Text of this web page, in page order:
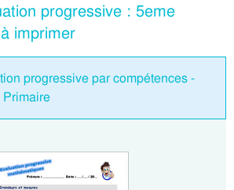
progressive : 5eme
imprimer
progressive par compétences -
Primaire